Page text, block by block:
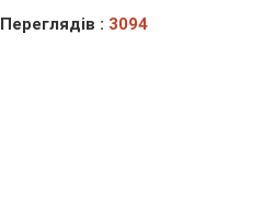
Переглядів : 3094